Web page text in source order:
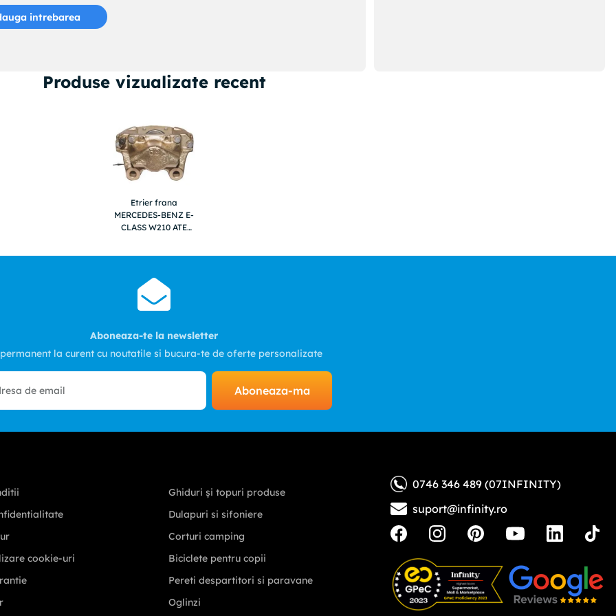
intrebarea
Produse vizualizate recent
Etrier frana
MERCEDES-BENZ E-
CLASS W210 ATE
Aboneaza-te la newsletter
la curent cu noutatile si bucura-te de oferte personalizate
Aboneaza-ma
cookie-uri
Ghiduri și topuri produse
Dulapuri si sifoniere
Corturi camping
Biciclete pentru copii
Pereti despartitori si paravane
Oglinzi
0746 346 489 (07INFINITY)
suport@infinity.ro